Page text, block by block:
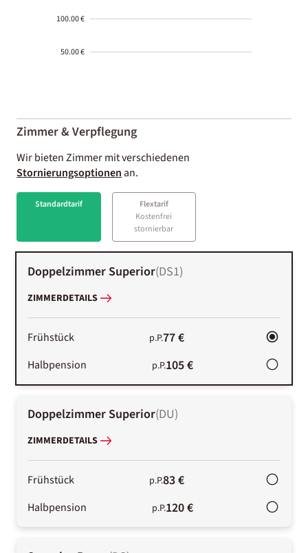
100.00 €
50.00 €
01-02
Zimmer & Verpflegung
Wir bieten Zimmer mit verschiedenen
Stornierungsoptionenan.
Standardtarif
Flextarif
Kostenfrei
stornierbar
Doppelzimmer Superior(DS1)
ZIMMERDETAILS
Frühstück p.P.77 €
Halbpension p.P.105 €
Doppelzimmer Superior(DU)
ZIMMERDETAILS
Frühstück p.P.83 €
Halbpension p.P.120 €